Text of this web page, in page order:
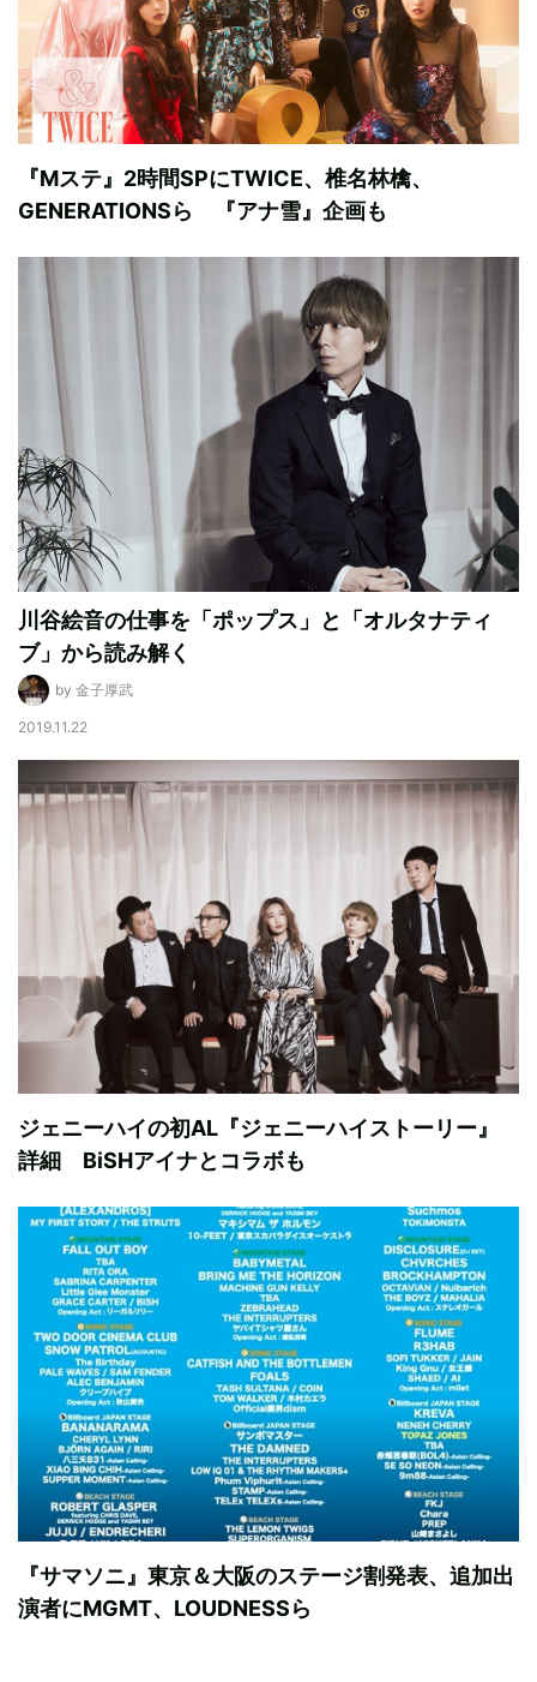
『Mステ』2時間SPにTWICE、椎名林檎、
GENERATIONSら 『アナ雪』企画も
川谷絵音の仕事を「ポップス」と「オルタナティ
ブ」から読み解く
by 金子厚武
2019.11.22
ジェニーハイの初AL『ジェニーハイストーリー』
詳細 BiSHアイナとコラボも
『サマソニ』東京＆大阪のステージ割発表、追加出
演者にMGMT、LOUDNESSら